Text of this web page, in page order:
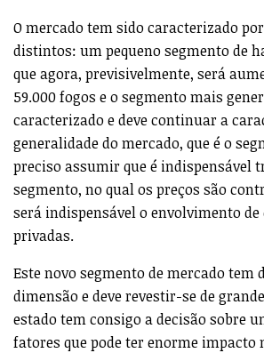
O mercado tem sido caracterizado
distintos: um pequeno segmento de
que agora, previsivelmente, será
59.000 fogos e o segmento mais
caracterizado e deve continuar a
generalidade do mercado, que é o
preciso assumir que é indispensável
segmento, no qual os preços são
será indispensável o envolvimento de
privadas.
Este novo segmento de mercado tem
dimensão e deve revestir-se de
estado tem consigo a decisão sobre
fatores que pode ter enorme impacto